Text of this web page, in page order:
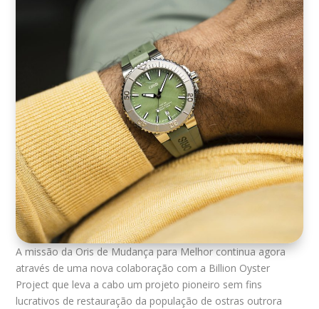
A missão da Oris de Mudança para Melhor continua agora
através de uma nova colaboração com a Billion Oyster
Project que leva a cabo um projeto pioneiro sem fins
lucrativos de restauração da população de ostras outrora